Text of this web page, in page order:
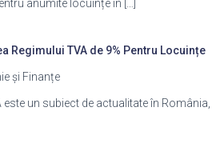
anumite locuințe în
Regimului TVA de 9% Pentru Locuințe
și Finanțe
este un subiect de actualitate în România,